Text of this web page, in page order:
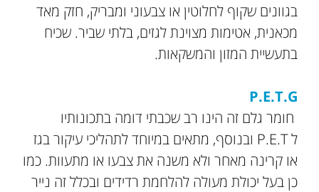
בגוונים שקוף לחלוטין או צבעוני ומבריק, חזק מאד
מכאנית, אטימות מצוינת לגזים, בלתי שביר. שכיח
בתעשיית המזון והמשקאות.
P.E.T.G
חומר גלם זה הינו רב שכבתי דומה בתכונותיו
ל P.E.T ובנוסף, מתאים במיוחד לתהליכי עיקור בגז
או קרינה מאחר ולא משנה את צבעו או מתעוות. כמו
כן בעל יכולת מעולה להלחמת רדידים ובכלל זה נייר